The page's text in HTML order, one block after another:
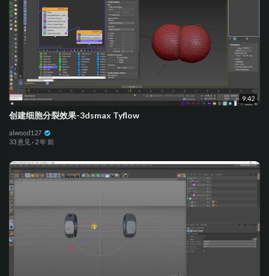
9:42
创建细胞分裂效果-3dsmax Tyflow
alwood127
33 意见· 2 年 前